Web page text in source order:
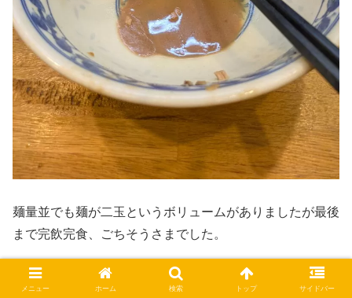
麺量並でも麺が二玉というボリュームがありましたが最後
まで完飲完食、ごちそうさまでした。
感想&まとめ
メニュー ホーム 検索 トップ サイドバー